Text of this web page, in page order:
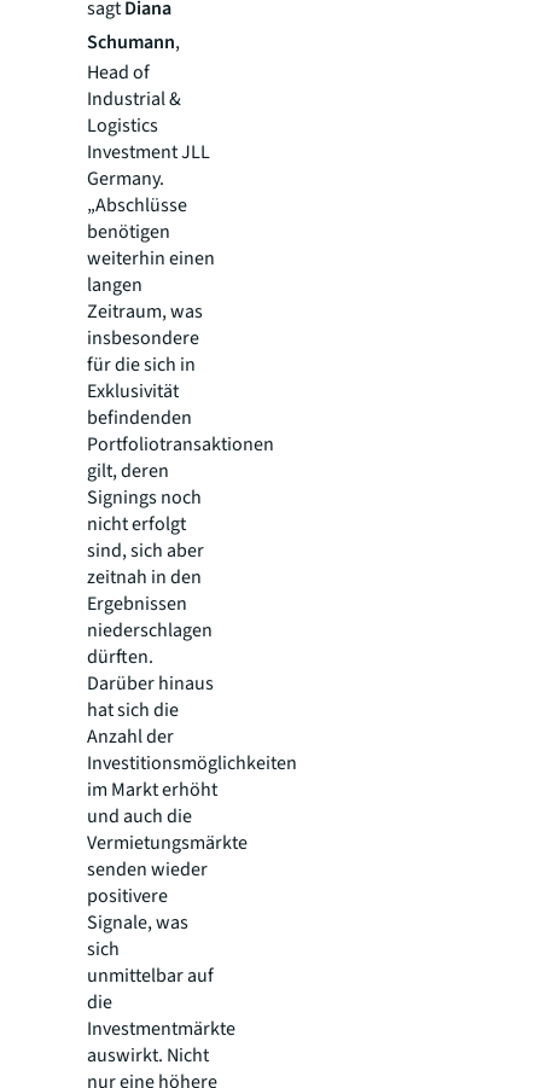
sagtDiana
Schumann,
Head of
Industrial &
Logistics
Investment JLL
Germany.
„Abschlüsse
benötigen
weiterhin einen
langen
Zeitraum, was
insbesondere
für die sich in
Exklusivität
befindenden
Portfoliotransaktionen
gilt, deren
Signings noch
nicht erfolgt
sind, sich aber
zeitnah in den
Ergebnissen
niederschlagen
dürften.
Darüber hinaus
hat sich die
Anzahl der
Investitionsmöglichkeiten
im Markt erhöht
und auch die
Vermietungsmärkte
senden wieder
positivere
Signale, was
sich
unmittelbar auf
die
Investmentmärkte
auswirkt. Nicht
nur eine höhere